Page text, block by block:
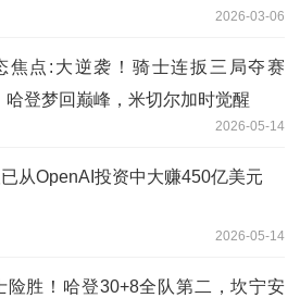
2026-03-06
焦点:大逆袭！骑士连扳三局夺赛
哈登梦回巅峰，米切尔加时觉醒
2026-05-14
从OpenAI投资中大赚450亿美元
2026-05-14
险胜！哈登30+8全队第二，坎宁安